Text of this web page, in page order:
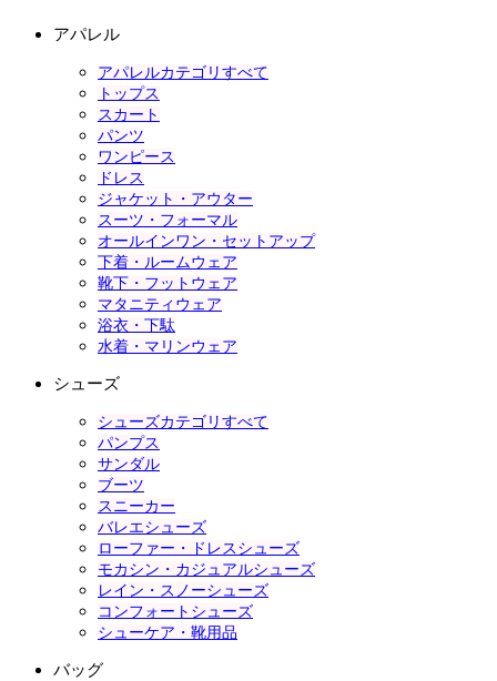
アパレル
アパレルカテゴリすべて
トップス
スカート
パンツ
ワンピース
ドレス
ジャケット・アウター
スーツ・フォーマル
オールインワン・セットアップ
下着・ルームウェア
靴下・フットウェア
マタニティウェア
浴衣・下駄
水着・マリンウェア
シューズ
シューズカテゴリすべて
パンプス
サンダル
ブーツ
スニーカー
バレエシューズ
ローファー・ドレスシューズ
モカシン・カジュアルシューズ
レイン・スノーシューズ
コンフォートシューズ
シューケア・靴用品
バッグ